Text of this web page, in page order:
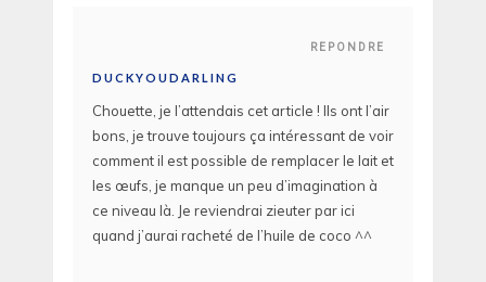
REPONDRE
DUCKYOUDARLING
Chouette, je l’attendais cet article ! Ils ont l’air
bons, je trouve toujours ça intéressant de voir
comment il est possible de remplacer le lait et
les œufs, je manque un peu d’imagination à
ce niveau là. Je reviendrai zieuter par ici
quand j’aurai racheté de l’huile de coco ^^